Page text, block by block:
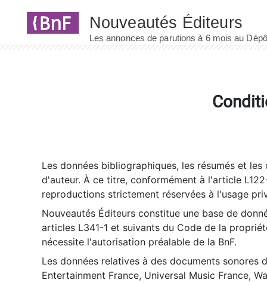
Les données bibliographiques, les résumés et
d'auteur. À ce titre, conformément à l'article
reproductions strictement réservées à l'usage
Nouveautés Éditeurs constitue une base de
articles L341-1 et suivants du Code de la
nécessite l'autorisation préalable de la BnF.
Les données relatives à des documents sonores
Entertainment France, Universal Music France,